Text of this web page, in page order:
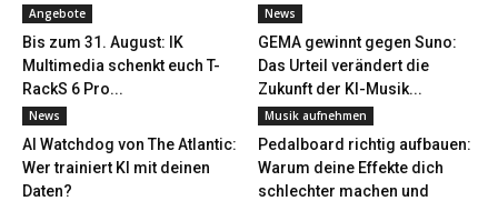
Angebote
Bis zum 31. August: IK
Multimedia schenkt euch T-
RackS 6 Pro...
News
GEMA gewinnt gegen Suno:
Das Urteil verändert die
Zukunft der KI-Musik...
News
AI Watchdog von The Atlantic:
Wer trainiert KI mit deinen
Daten?
Musik aufnehmen
Pedalboard richtig aufbauen:
Warum deine Effekte dich
schlechter machen und